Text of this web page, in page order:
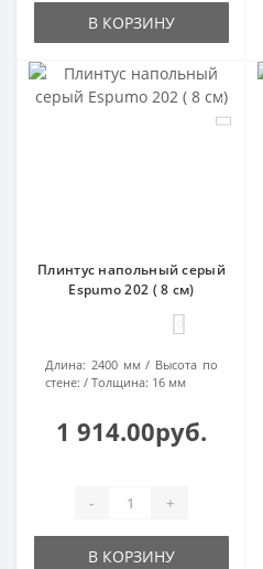
В КОРЗИНУ
Плинтус напольный серый
Espumo 202 ( 8 см)
Длина: 2400 мм
Высота по
стене:
Толщина: 16 мм
1 914.00руб.
- +
В КОРЗИНУ